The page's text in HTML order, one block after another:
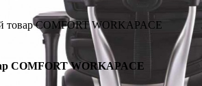
товар COMFORT WORKAPACE
COMFORT WORKAPACE